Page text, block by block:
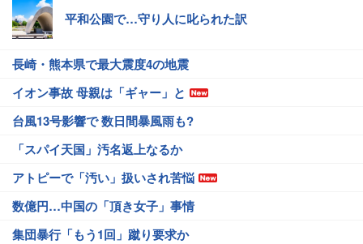
平和公園で…守り人に叱られた訳
長崎・熊本県で最大震度4の地震
イオン事故 母親は「ギャー」と
台風13号影響で 数日間暴風雨も?
「スパイ天国」汚名返上なるか
アトピーで「汚い」扱いされ苦悩
数億円…中国の「頂き女子」事情
集団暴行「もう1回」蹴り要求か